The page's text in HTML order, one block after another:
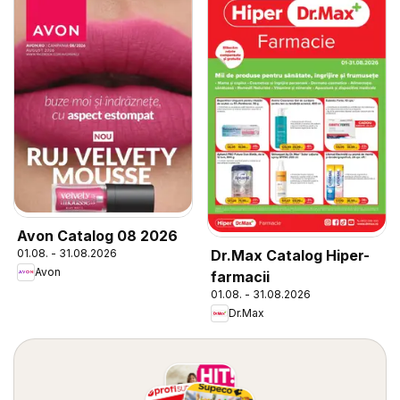
Avon Catalog 08 2026
01.08. - 31.08.2026
Avon
Dr.Max Catalog Hiper-
farmacii
01.08. - 31.08.2026
Dr.Max